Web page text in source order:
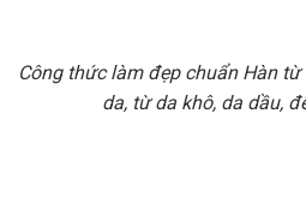
Công thức làm đẹp chuẩn Hàn
da, từ da khô, da dầu,